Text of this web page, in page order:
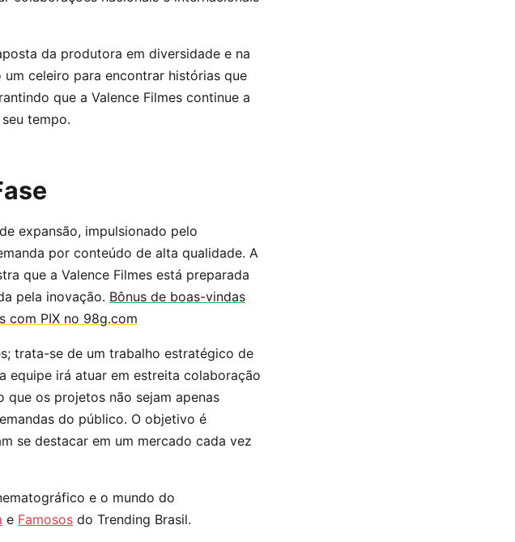
da produtora em diversidade e na
celeiro para encontrar histórias que
que a Valence Filmes continue a
tempo.
expansão, impulsionado pelo
por conteúdo de alta qualidade. A
que a Valence Filmes está preparada
pela inovação. Bônus de boas-vindas
com PIX no 98g.com
trata-se de um trabalho estratégico de
equipe irá atuar em estreita colaboração
os projetos não sejam apenas
do público. O objetivo é
se destacar em um mercado cada vez
e o mundo do
e Famosos do Trending Brasil.